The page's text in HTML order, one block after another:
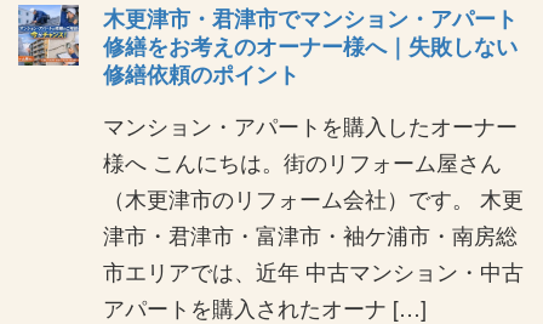
木更津市・君津市でマンション・アパート
修繕をお考えのオーナー様へ｜失敗しない
修繕依頼のポイント
マンション・アパートを購入したオーナー
様へ こんにちは。街のリフォーム屋さん
（木更津市のリフォーム会社）です。 木更
津市・君津市・富津市・袖ケ浦市・南房総
市エリアでは、近年 中古マンション・中古
アパートを購入されたオーナ […]